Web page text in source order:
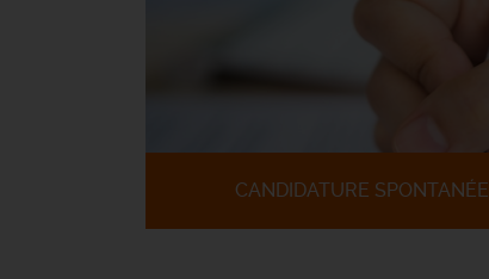
CANDIDATURE